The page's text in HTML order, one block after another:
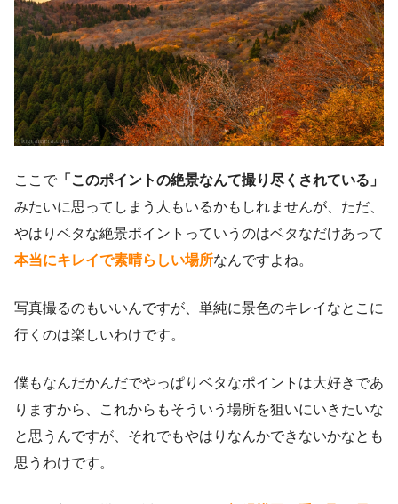
ここで 「このポイントの絶景なんて撮り尽くされている」
みたいに思ってしまう人もいるかもしれませんが、ただ、
やはりベタな絶景ポイントっていうのはベタなだけあって
本当にキレイで素晴らしい場所なんですよね。
写真撮るのもいいんですが、単純に景色のキレイなとこに
行くのは楽しいわけです。
僕もなんだかんだでやっぱりベタなポイントは大好きであ
りますから、これからもそういう場所を狙いにいきたいな
と思うんですが、それでもやはりなんかできないかなとも
思うわけです。